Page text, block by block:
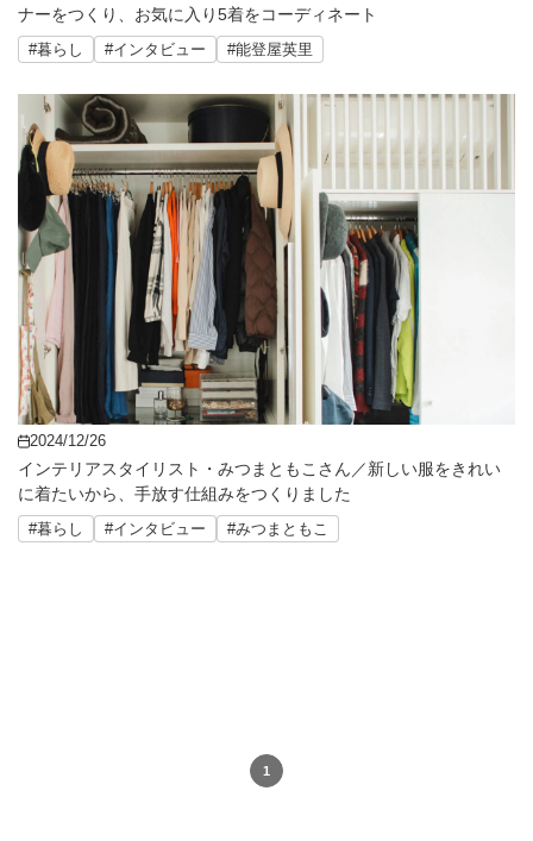
ナーをつくり、お気に入り5着をコーディネート
#暮らし #インタビュー #能登屋英里
2024/12/26
インテリアスタイリスト・みつまともこさん／新しい服をきれい
に着たいから、手放す仕組みをつくりました
#暮らし #インタビュー #みつまともこ
1